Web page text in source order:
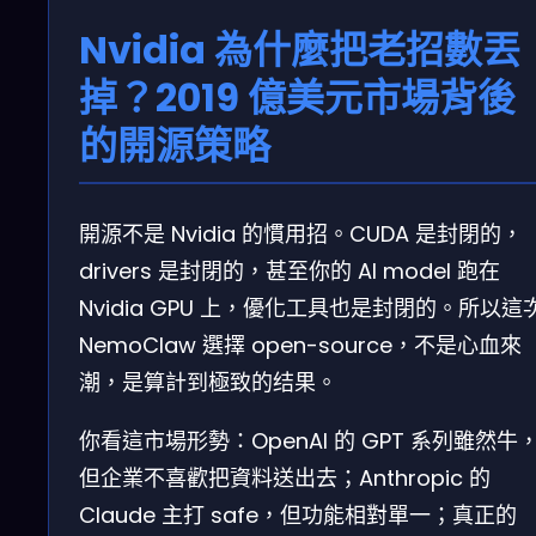
Nvidia 為什麼把老招數丟
掉？2019 億美元市場背後
的開源策略
開源不是 Nvidia 的慣用招。CUDA 是封閉的，
drivers 是封閉的，甚至你的 AI model 跑在
Nvidia GPU 上，優化工具也是封閉的。所以這
NemoClaw 選擇 open-source，不是心血來
潮，是算計到極致的结果。
你看這市場形勢：OpenAI 的 GPT 系列雖然牛
但企業不喜歡把資料送出去；Anthropic 的
Claude 主打 safe，但功能相對單一；真正的